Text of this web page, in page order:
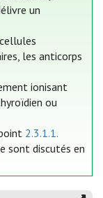
un
les anticorps
ionisant
ou
2.3.1.1.
sont discutés en